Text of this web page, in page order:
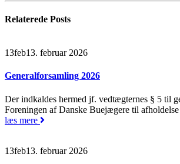
Relaterede Posts
13feb13. februar 2026
Generalforsamling 2026
Der indkaldes hermed jf. vedtægternes § 5 til
Foreningen af Danske Buejægere til
læs mere
13feb13. februar 2026